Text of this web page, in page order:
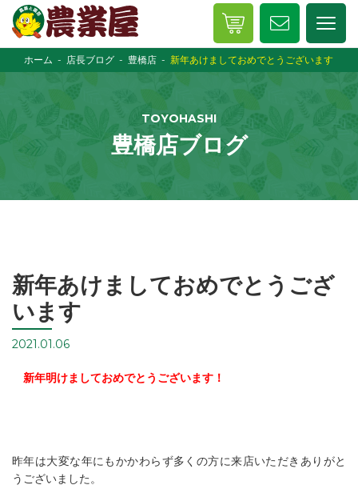
ホーム 店長ブログ 豊橋店 新年あけましておめでとうございます
TOYOHASHI
豊橋店ブログ
新年あけましておめでとうござ
います
2021.01.06
新年明けましておめでとうございます！
昨年は大変な年にもかかわらず多くの方に来店いただきありがと
うございました。